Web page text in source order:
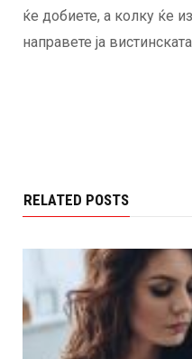
ќе добиете, а колку ќе
направете ја
RELATED POSTS